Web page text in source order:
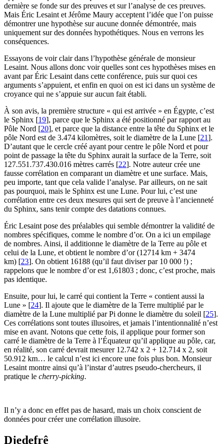
dernière se fonde sur des preuves et sur l’analyse de ces preuves.
Mais Éric Lesaint et Jérôme Maury acceptent l’idée que l’on puisse
démontrer une hypothèse sur aucune donnée démontrée, mais
uniquement sur des données hypothétiques. Nous en verrons les
conséquences.
Essayons de voir clair dans l’hypothèse générale de monsieur
Lesaint. Nous allons donc voir quelles sont ces hypothèses mises en
avant par Éric Lesaint dans cette conférence, puis sur quoi ces
arguments s’appuient, et enfin en quoi on est ici dans un système de
croyance qui ne s’appuie sur aucun fait établi.
À son avis, la première structure « qui est arrivée » en Égypte, c’est
le Sphinx [19], parce que le Sphinx a été positionné par rapport au
Pôle Nord [20], et parce que la distance entre la tête du Sphinx et le
pôle Nord est de 3.474 kilomètres, soit le diamètre de la Lune [21].
D’autant que le cercle créé ayant pour centre le pôle Nord et pour
point de passage la tête du Sphinx aurait la surface de la Terre, soit
127.551.737.430.016 mètres carrés [22]. Notre auteur crée une
fausse corrélation en comparant un diamètre et une surface. Mais,
peu importe, tant que cela valide l’analyse. Par ailleurs, on ne sait
pas pourquoi, mais le Sphinx est une Lune. Pour lui, c’est une
corrélation entre ces deux mesures qui sert de preuve à l’ancienneté
du Sphinx, sans tenir compte des datations connues.
Éric Lesaint pose des préalables qui semble démontrer la validité de
nombres spécifiques, comme le nombre d’or. On a ici un empilage
de nombres. Ainsi, il additionne le diamètre de la Terre au pôle et
celui de la Lune, et obtient le nombre d’or (12714 km + 3474
km) [23]. On obtient 16188 (qu’il faut diviser par 10 000 !) ;
rappelons que le nombre d’or est 1,61803 ; donc, c’est proche, mais
pas identique.
Ensuite, pour lui, le carré qui contient la Terre « contient aussi la
Lune » [24]. Il ajoute que le diamètre de la Terre multiplié par le
diamètre de la Lune multiplié par Pi donne le diamètre du soleil [25].
Ces corrélations sont toutes illusoires, et jamais l’intentionnalité n’est
mise en avant. Notons que cette fois, il applique pour former son
carré le diamètre de la Terre à l’Équateur qu’il applique au pôle, car,
en réalité, son carré devrait mesurer 12.742 x 2 + 12.714 x 2, soit
50.912 km… le calcul n’est ici encore une fois plus bon. Monsieur
Lesaint montre ainsi qu’à l’instar d’autres pseudo-chercheurs, il
pratique le cherry-picking.
Il n’y a donc en effet pas de hasard, mais un choix conscient de
données pour créer une corrélation illusoire.
Djedefrê